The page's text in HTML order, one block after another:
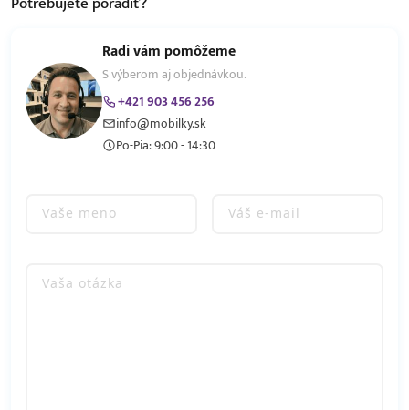
Radi vám pomôžeme
S výberom aj objednávkou.
+421 903 456 256
info@mobilky.sk
Po-Pia: 9:00 - 14:30